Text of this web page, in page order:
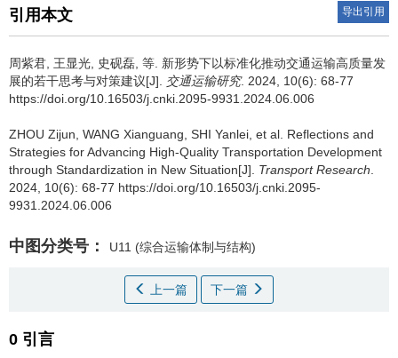
引用本文 导出引用
周紫君 王显光 史砚磊 等 新形势下以标准化推动交通运输高质量发
展的若干思考与对策建议[J]. 交通运输研究. 2024, 10(6): 68-77
https://doi.org/10.16503/j.cnki.2095-9931.2024.06.006
ZHOU Zijun WANG Xianguang SHI Yanlei et al Reflections and
Strategies for Advancing High-Quality Transportation Development
through Standardization in New Situation[J]. Transport Research
2024, 10(6): 68-77 https://doi.org/10.16503/j.cnki.2095-
9931.2024.06.006
中图分类号： U11 (综合运输体制与结构)
上一篇 下一篇
0 引言